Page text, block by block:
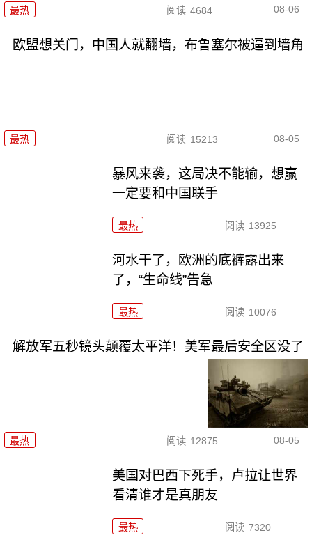
最热 阅读 4684 08-06
欧盟想关门，中国人就翻墙，布鲁塞尔被逼到墙角
最热 阅读 15213 08-05
暴风来袭，这局决不能输，想赢
一定要和中国联手
最热 阅读 13925
河水干了，欧洲的底裤露出来
了，“生命线”告急
最热 阅读 10076
解放军五秒镜头颠覆太平洋！美军最后安全区没了
最热 阅读 12875 08-05
美国对巴西下死手，卢拉让世界
看清谁才是真朋友
最热 阅读 7320